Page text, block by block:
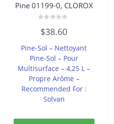
Pine 01199-0, CLOROX
0
sur
$38.60
Pine-Sol – Nettoyant
Pine-Sol – Pour
Multisurface – 4,25 L –
Propre Arôme –
Recommended For :
Solvan